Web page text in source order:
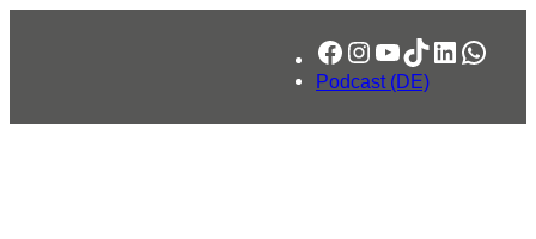
Facebook
Instagram
YouTube
TikTok
LinkedIn
Podcast (DE)